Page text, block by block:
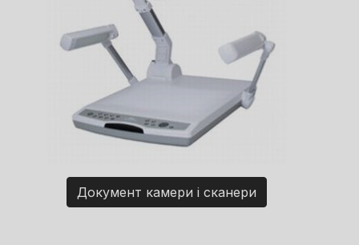
Документ камери і сканери